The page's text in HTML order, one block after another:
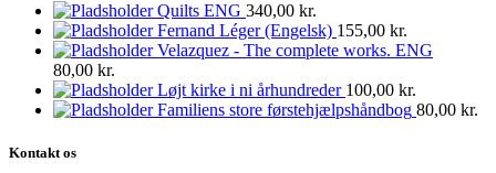
Quilts ENG 340,00 kr.
Fernand Léger (Engelsk) 155,00 kr.
Velazquez - The complete works. ENG
80,00 kr.
Løjt kirke i ni århundreder 100,00 kr.
Familiens store førstehjælpshåndbog 80,00 kr.
Kontakt os